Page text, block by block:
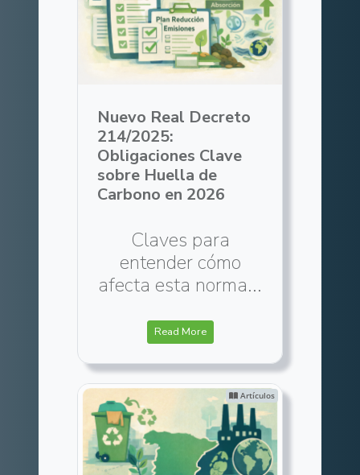
Nuevo Real Decreto
214/2025:
Obligaciones Clave
sobre Huella de
Carbono en 2026
Claves para
entender cómo
afecta esta norma...
Read More
Artículos